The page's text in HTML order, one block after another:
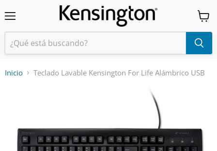
Ver
Inicio Teclado Lavable Kensington For Life Alámbrico USB